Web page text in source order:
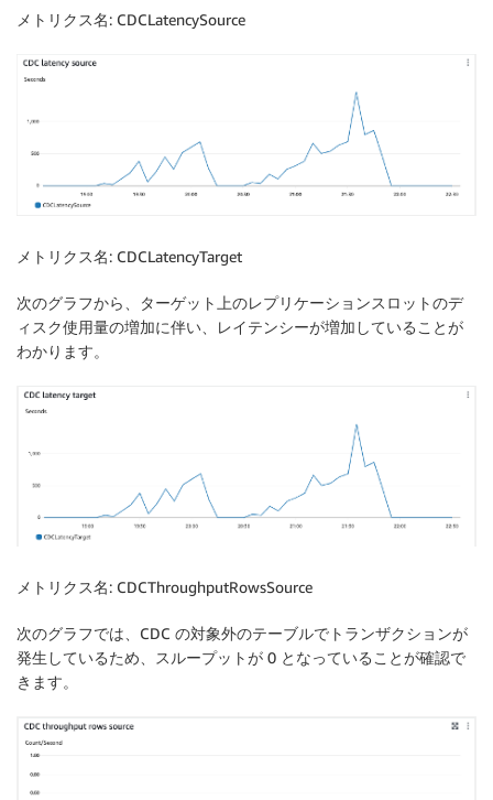
メトリクス名: CDCLatencySource
メトリクス名: CDCLatencyTarget
次のグラフから、ターゲット上のレプリケーションスロットのデ
ィスク使用量の増加に伴い、レイテンシーが増加していることが
わかります。
メトリクス名: CDCThroughputRowsSource
次のグラフでは、CDC の対象外のテーブルでトランザクションが
発生しているため、スループットが 0 となっていることが確認で
きます。